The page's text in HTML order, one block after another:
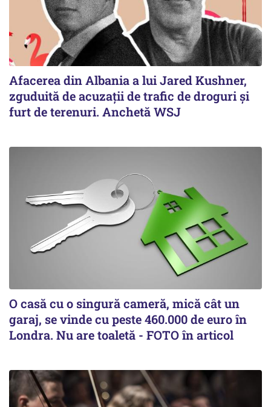
Afacerea din Albania a lui Jared Kushner,
zguduită de acuzații de trafic de droguri și
furt de terenuri. Anchetă WSJ
O casă cu o singură cameră, mică cât un
garaj, se vinde cu peste 460.000 de euro în
Londra. Nu are toaletă - FOTO în articol